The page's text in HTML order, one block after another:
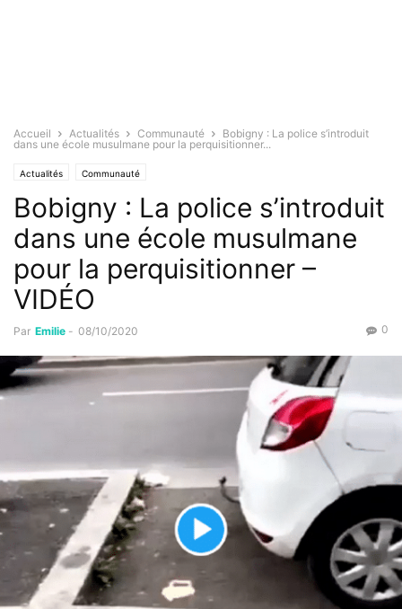
Accueil Actualités Communauté
Bobigny : La police s’introduit
dans une école musulmane pour la perquisitionner...
Actualités Communauté
Bobigny : La police s’introduit
dans une école musulmane
pour la perquisitionner –
VIDÉO
Par Emilie - 08/10/2020 0